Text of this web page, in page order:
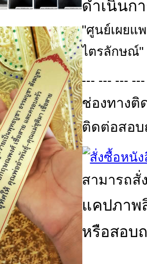
ดำเนินก
"ศูนย์เผยแ
ไตรลักษณ์"
--- --- ---
ช่องทางติ
ติดต่อสอบ
สามารถสั่
แคปภาพ
หรือสอบ